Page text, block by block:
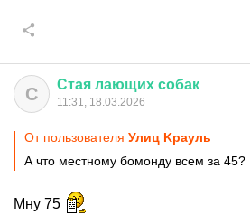
С Стая лающих собак
11:31, 18.03.2026
От пользователя Улиц Kрaуль
А что местному бомонду всем за 45?
Мну 75